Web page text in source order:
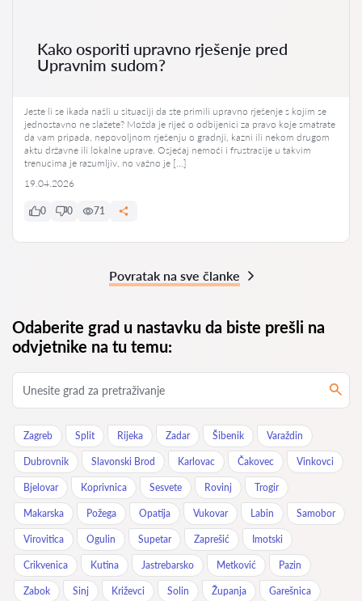
Kako osporiti upravno rješenje pred
Upravnim sudom?
Jeste li se ikada našli u situaciji da ste primili upravno rješenje s kojim se
jednostavno ne slažete? Možda je riječ o odbijenici za pravo koje smatrate
da vam pripada, nepovoljnom rješenju o gradnji, kazni ili nekom drugom
aktu državne ili lokalne uprave. Osjećaj nemoći i frustracije u takvim
trenucima je razumljiv, no važno je […]
19.04.2026
0 0 71
Povratak na sve članke
Odaberite grad u nastavku da biste prešli na
odvjetnike na tu temu:
Zagreb Split Rijeka Zadar Šibenik Varaždin
Dubrovnik Slavonski Brod Karlovac Čakovec Vinkovci
Bjelovar Koprivnica Sesvete Rovinj Trogir
Makarska Požega Opatija Vukovar Labin Samobor
Virovitica Ogulin Supetar Zaprešić Imotski
Crikvenica Kutina Jastrebarsko Metković Pazin
Zabok Sinj Križevci Solin Županja Garešnica